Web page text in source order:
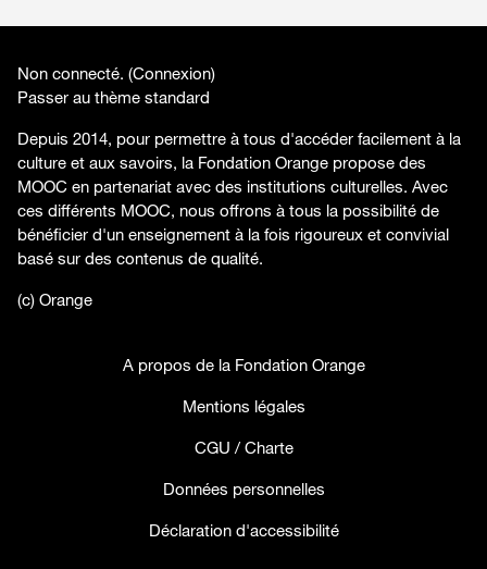
Non connecté. (Connexion)
Passer au thème standard
Depuis 2014, pour permettre à tous d'accéder facilement à la
culture et aux savoirs, la Fondation Orange propose des
MOOC en partenariat avec des institutions culturelles. Avec
ces différents MOOC, nous offrons à tous la possibilité de
bénéficier d'un enseignement à la fois rigoureux et convivial
basé sur des contenus de qualité.
(c) Orange
A propos de la Fondation Orange
Mentions légales
CGU / Charte
Données personnelles
Déclaration d'accessibilité